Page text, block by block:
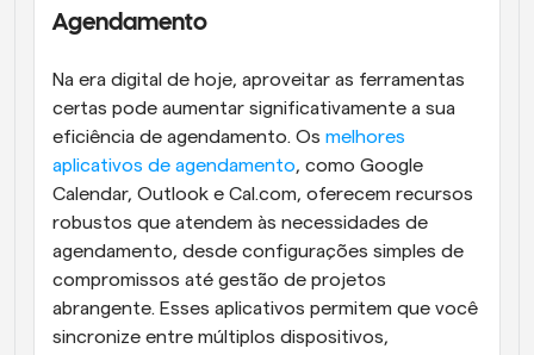
Agendamento
Na era digital de hoje, aproveitar as ferramentas
certas pode aumentar significativamente a sua
eficiência de agendamento. Os melhores
aplicativos de agendamento, como Google
Calendar, Outlook e Cal.com, oferecem recursos
robustos que atendem às necessidades de
agendamento, desde configurações simples de
compromissos até gestão de projetos
abrangente. Esses aplicativos permitem que você
sincronize entre múltiplos dispositivos,